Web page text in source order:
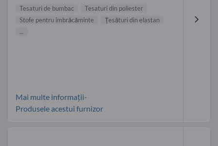
Tesaturi de bumbac
Tesaturi din poliester
Stofe pentru îmbrăcăminte
Ţesături din elastan
...
Mai multe informații-
Produsele acestui furnizor